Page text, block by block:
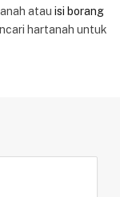
atau isi borang
hartanah untuk